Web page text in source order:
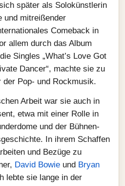
später als Solokünstlerin
und mitreißender
Comeback in
allem durch das Album
Singles „What’s Love Got
Dancer“, machte sie zu
der Pop- und Rockmusik.
Arbeit war sie auch in
etwa mit einer Rolle in
und der Bühnen-
In ihrem Schaffen
und Bezüge zu
David Bowie und Bryan
lebte sie lange in der